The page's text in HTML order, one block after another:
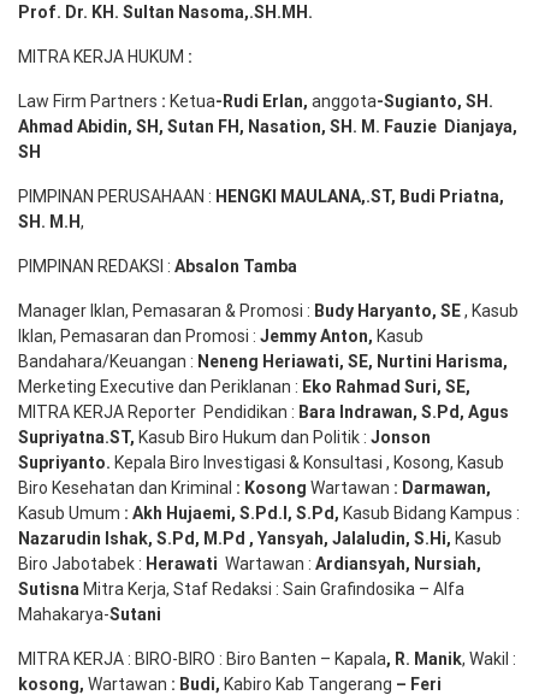
Prof. Dr. KH. Sultan Nasoma,.SH.MH.
MITRA KERJA HUKUM :
Law Firm Partners : Ketua-Rudi Erlan, anggota-Sugianto, SH.
Ahmad Abidin, SH, Sutan FH, Nasation, SH. M. Fauzie Dianjaya,
SH
PIMPINAN PERUSAHAAN : HENGKI MAULANA,.ST, Budi Priatna,
SH . M.H,
PIMPINAN REDAKSI : Absalon Tamba
Manager Iklan, Pemasaran & Promosi : Budy Haryanto, SE, Kasub
Iklan, Pemasaran dan Promosi : Jemmy Anton, Kasub
Bandahara/Keuangan : Neneng Heriawati, SE, Nurtini Harisma,
Merketing Executive dan Periklanan : Eko Rahmad Suri, SE,
MITRA KERJA Reporter Pendidikan : Bara Indrawan, S.Pd , Agus
Supriyatna.ST, Kasub Biro Hukum dan Politik : Jonson
Supriyanto. Kepala Biro Investigasi & Konsultasi , Kosong, Kasub
Biro Kesehatan dan Kriminal : Kosong Wartawan : Darmawan,
Kasub Umum : Akh Hujaemi, S.Pd.I, S.Pd , Kasub Bidang Kampus :
Nazarudin Ishak, S.Pd , M.Pd , Yansyah, Jalaludin, S.Hi, Kasub
Biro Jabotabek : Herawati Wartawan : Ardiansyah, Nursiah,
Sutisna Mitra Kerja, Staf Redaksi : Sain Grafindosika – Alfa
Mahakarya-Sutani
MITRA KERJA : BIRO-BIRO : Biro Banten – Kapala, R. Manik, Wakil :
kosong, Wartawan : Budi, Kabiro Kab Tangerang – Feri